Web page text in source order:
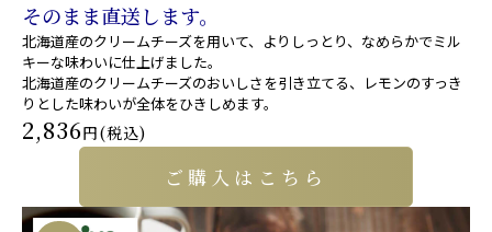
そのまま直送します。
北海道産のクリームチーズを用いて、よりしっとり、なめらかでミル
キーな味わいに仕上げました。
北海道産のクリームチーズのおいしさを引き立てる、レモンのすっき
りとした味わいが全体をひきしめます。
2,836円(税込)
ご購入はこちら